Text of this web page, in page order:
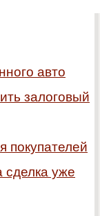
авто
залоговый
покупателей
сделка уже